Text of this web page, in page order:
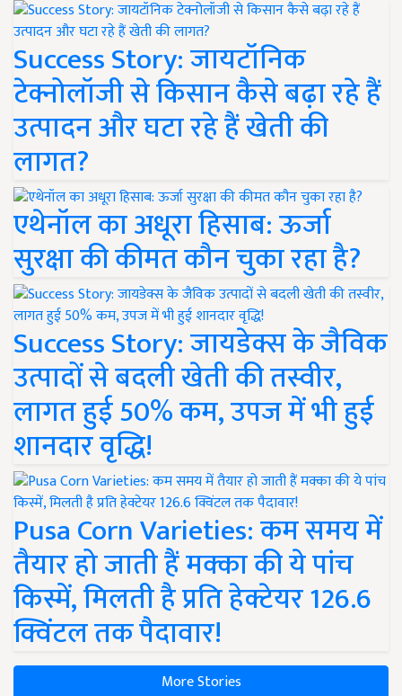
Success Story: जायटॉनिक
टेक्नोलॉजी से किसान कैसे बढ़ा रहे हैं
उत्पादन और घटा रहे हैं खेती की
लागत?
एथेनॉल का अधूरा हिसाब: ऊर्जा
सुरक्षा की कीमत कौन चुका रहा है?
Success Story: जायडेक्स के जैविक
उत्पादों से बदली खेती की तस्वीर,
लागत हुई 50% कम, उपज में भी हुई
शानदार वृद्धि!
Pusa Corn Varieties: कम समय में
तैयार हो जाती हैं मक्का की ये पांच
किस्में, मिलती है प्रति हेक्टेयर 126.6
क्विंटल तक पैदावार!
More Stories